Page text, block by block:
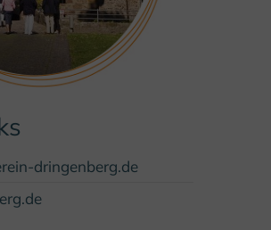
© F. Grawe, Bad Driburger Touristik GmbH
dringenberg.de